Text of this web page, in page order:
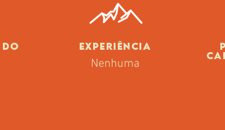
DO
EXPERIÊNCIA
Nenhuma